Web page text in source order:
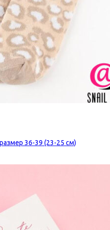
36-39 (23-25 см)